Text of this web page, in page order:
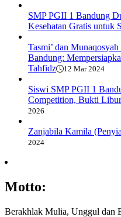
SMP PGII 1 Bandung
Kesehatan Gratis untuk
Tasmi’ dan
Bandung:
Tahfidz
12 Mar 2024
Siswi SMP PGII 1
Competition, Bukti
2026
Zanjabila Kamila
2024
Motto:
Berakhlak Mulia, Unggul dan